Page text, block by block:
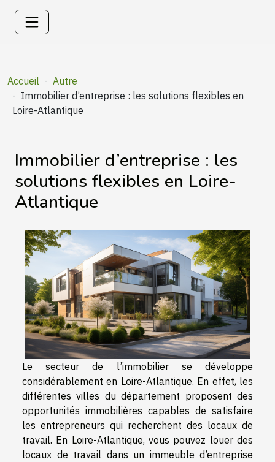
Accueil
Autre
Immobilier d’entreprise : les solutions flexibles en
Loire-Atlantique
Immobilier d’entreprise : les
solutions flexibles en Loire-
Atlantique
Le secteur de l’immobilier se développe
considérablement en Loire-Atlantique. En effet, les
différentes villes du département proposent des
opportunités immobilières capables de satisfaire
les entrepreneurs qui recherchent des locaux de
travail. En Loire-Atlantique, vous pouvez louer des
locaux de travail dans un immeuble d’entreprise